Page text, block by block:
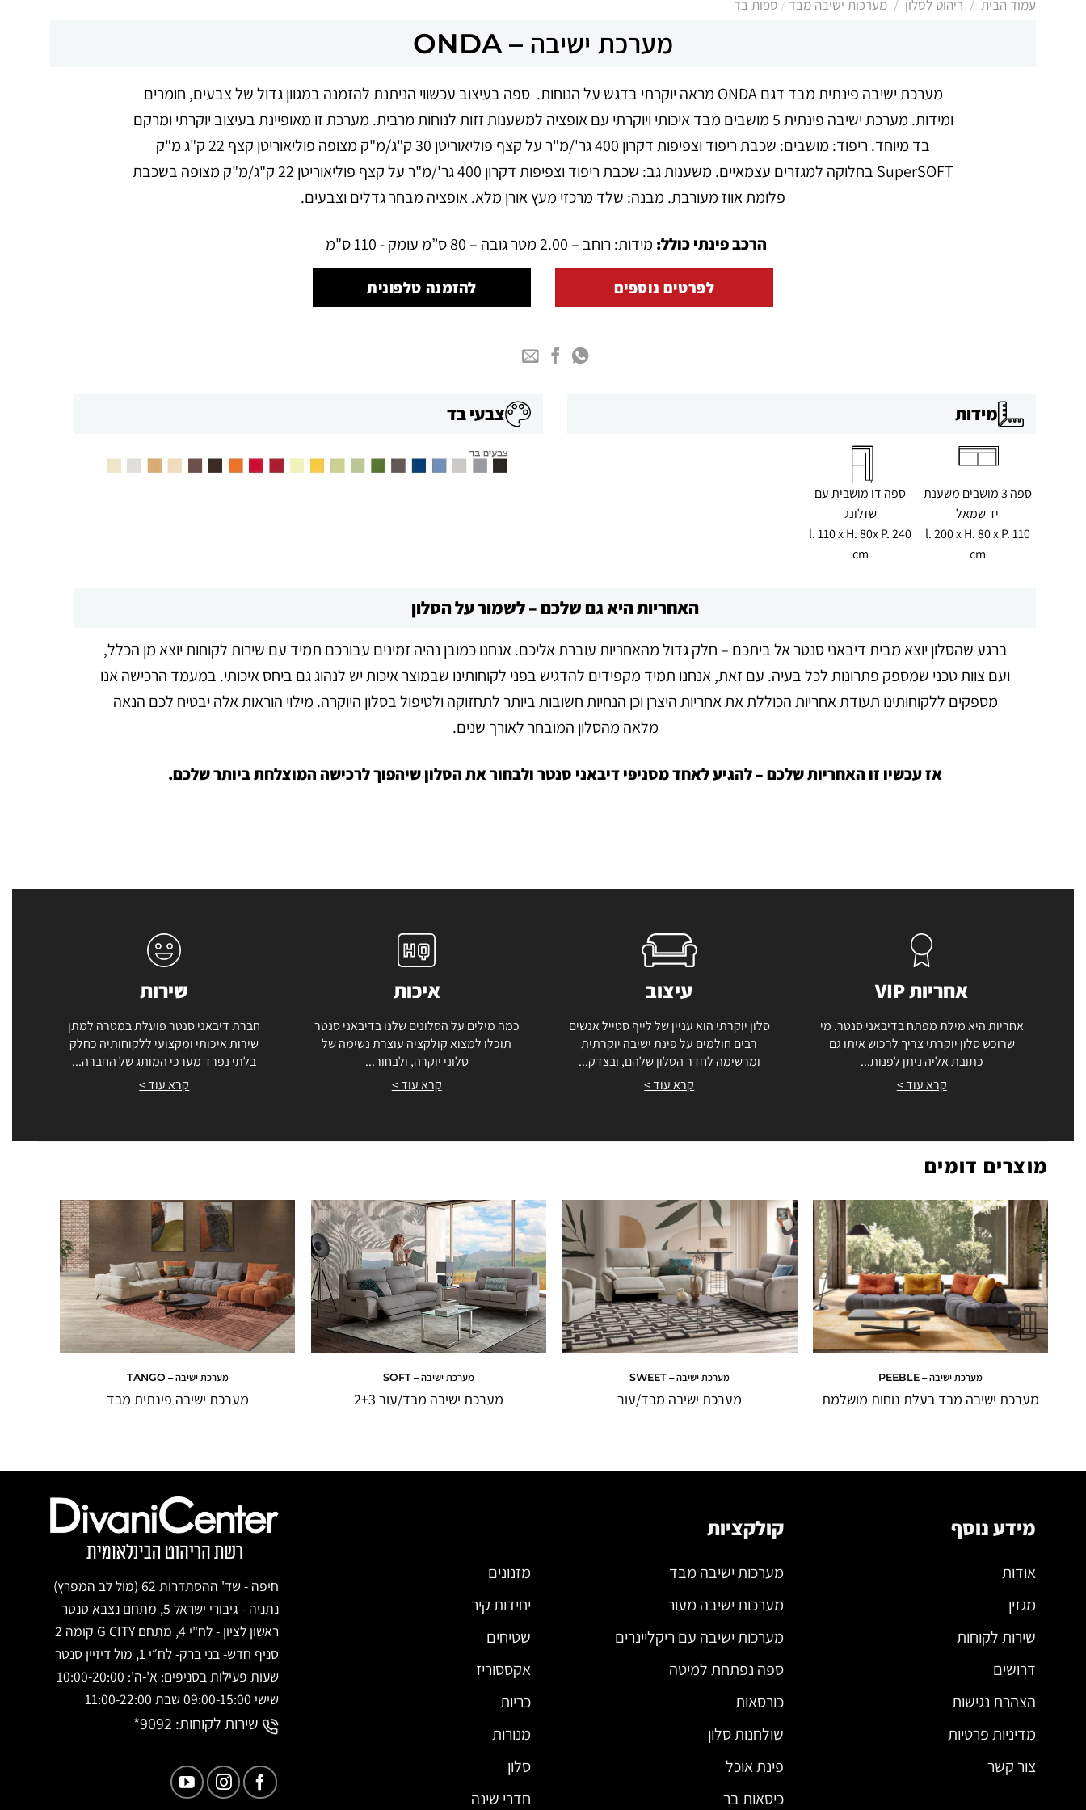
עמוד הבית / ריהוט לסלון / מערכות ישיבה מבד / ספות בד
מערכת ישיבה – ONDA
מערכת ישיבה פינתית מבד דגם ONDA מראה יוקרתי בדגש על הנוחות. ספה בעיצוב עכשווי הניתנת להזמנה במגוון גדול של צבעים, חומרים
ומידות. מערכת ישיבה פינתית 5 מושבים מבד איכותי ויוקרתי עם אופציה למשענות זזות לנוחות מרבית. מערכת זו מאופיינת בעיצוב יוקרתי ומרקם
בד מיוחד. ריפוד: מושבים: שכבת ריפוד וצפיפות דקרון 400 גר'/מ"ר על קצף פוליאוריטן 30 ק"ג/מ"ק מצופה פוליאוריטן קצף 22 ק"ג מ"ק
SuperSOFT בחלוקה למגזרים עצמאיים. משענות גב: שכבת ריפוד וצפיפות דקרון 400 גר'/מ"ר על קצף פוליאוריטן 22 ק"ג/מ"ק מצופה בשכבת
פלומת אווז מעורבת. מבנה: שלד מרכזי מעץ אורן מלא. אופציה מבחר גדלים וצבעים.
הרכב פינתי כולל: מידות: רוחב – 2.00 מטר גובה – 80 ס”מ עומק - 110 ס"מ
לפרטים נוספים להזמנה טלפונית
מידות
ספה 3 מושבים משענת
יד שמאל
l. 200 x H. 80 x P. 110
cm
ספה דו מושבית עם
שזלונג
l. 110 x H. 80x P. 240
cm
צבעי בד
האחריות היא גם שלכם – לשמור על הסלון
ברגע שהסלון יוצא מבית דיבאני סנטר אל ביתכם – חלק גדול מהאחריות עוברת אליכם. אנחנו כמובן נהיה זמינים עבורכם תמיד עם שירות לקוחות יוצא מן הכלל,
ועם צוות טכני שמספק פתרונות לכל בעיה. עם זאת, אנחנו תמיד מקפידים להדגיש בפני לקוחותינו שבמוצר איכות יש לנהוג גם ביחס איכותי. במעמד הרכישה אנו
מספקים ללקוחותינו תעודת אחריות הכוללת את אחריות היצרן וכן הנחיות חשובות ביותר לתחזוקה ולטיפול בסלון היוקרה. מילוי הוראות אלה יבטיח לכם הנאה
מלאה מהסלון המובחר לאורך שנים.
אז עכשיו זו האחריות שלכם – להגיע לאחד מסניפי דיבאני סנטר ולבחור את הסלון שיהפוך לרכישה המוצלחת ביותר שלכם.
אחריות VIP
אחריות היא מילת מפתח בדיבאני סנטר. מי
שרוכש סלון יוקרתי צריך לרכוש איתו גם
כתובת אליה ניתן לפנות...
קרא עוד >
עיצוב
סלון יוקרתי הוא עניין של לייף סטייל אנשים
רבים חולמים על פינת ישיבה יוקרתית
ומרשימה לחדר הסלון שלהם, ובצדק...
קרא עוד >
איכות
כמה מילים על הסלונים שלנו בדיבאני סנטר
תוכלו למצוא קולקציה עוצרת נשימה של
סלוני יוקרה, ולבחור...
קרא עוד >
שירות
חברת דיבאני סנטר פועלת במטרה למתן
שירות איכותי ומקצועי ללקוחותיה כחלק
בלתי נפרד מערכי המותג של החברה...
קרא עוד >
מוצרים דומים
מערכת ישיבה – PEEBLE
מערכת ישיבה מבד בעלת נוחות מושלמת
מערכת ישיבה – SWEET
מערכת ישיבה מבד/עור
מערכת ישיבה – SOFT
מערכת ישיבה מבד/עור 2+3
מערכת ישיבה – TANGO
מערכת ישיבה פינתית מבד
מידע נוסף
אודות
מגזין
שירות לקוחות
דרושים
הצהרת נגישות
מדיניות פרטיות
צור קשר
קולקציות
מערכות ישיבה מבד
מערכות ישיבה מעור
מערכות ישיבה עם ריקליינרים
ספה נפתחת למיטה
כורסאות
שולחנות סלון
פינת אוכל
כיסאות בר
מזנונים
יחידות קיר
שטיחים
אקססוריז
כריות
מנורות
סלון
חדרי שינה
חיפה - שד' ההסתדרות 62 (מול לב המפרץ)
נתניה - גיבורי ישראל 5, מתחם נצבא סנטר
ראשון לציון - לח"י 4, מתחם G CITY קומה 2
סניף חדש- בני ברק- לח״י 1, מול דיזיין סנטר
שעות פעילות בסניפים: א'-ה': 10:00-20:00
שישי 09:00-15:00 שבת 11:00-22:00
שירות לקוחות: 9092*